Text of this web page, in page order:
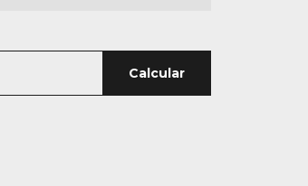
Calcular